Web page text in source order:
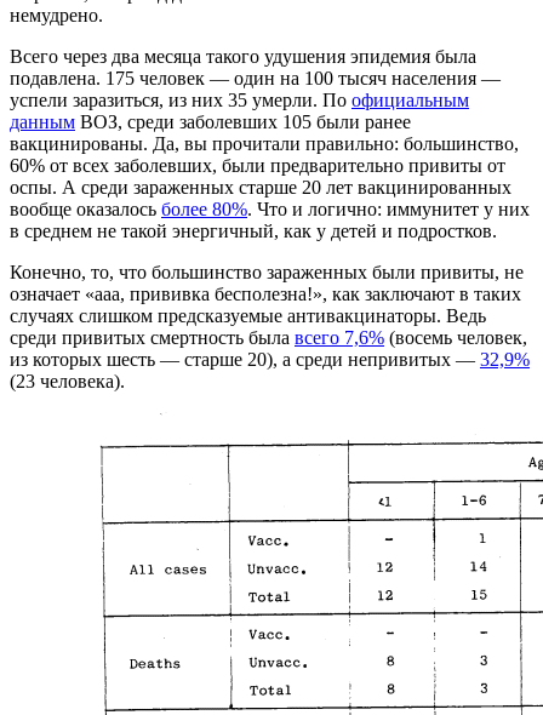
немудрено.
Всего через два месяца такого удушения эпидемия была
подавлена. 175 человек — один на 100 тысяч населения —
успели заразиться, из них 35 умерли. По официальным
данным ВОЗ, среди заболевших 105 были ранее
вакцинированы. Да, вы прочитали правильно: большинство,
60% от всех заболевших, были предварительно привиты от
оспы. А среди зараженных старше 20 лет вакцинированных
вообще оказалось более 80%. Что и логично: иммунитет у них
в среднем не такой энергичный, как у детей и подростков.
Конечно, то, что большинство зараженных были привиты, не
означает «ааа, прививка бесполезна!», как заключают в таких
случаях слишком предсказуемые антивакцинаторы. Ведь
среди привитых смертность была всего 7,6% (восемь человек,
из которых шесть — старше 20), а среди непривитых — 32,9%
(23 человека).